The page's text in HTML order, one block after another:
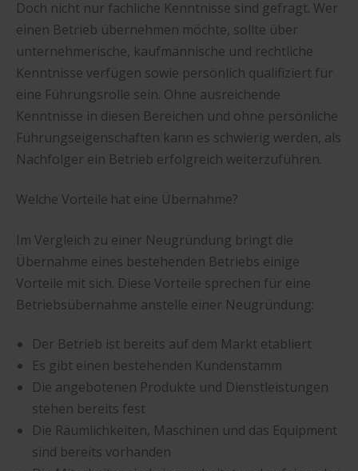
Doch nicht nur fachliche Kenntnisse sind gefragt. Wer
einen Betrieb übernehmen möchte, sollte über
unternehmerische, kaufmännische und rechtliche
Kenntnisse verfügen sowie persönlich qualifiziert für
eine Führungsrolle sein. Ohne ausreichende
Kenntnisse in diesen Bereichen und ohne persönliche
Führungseigenschaften kann es schwierig werden, als
Nachfolger ein Betrieb erfolgreich weiterzuführen.
Welche Vorteile hat eine Übernahme?
Im Vergleich zu einer Neugründung bringt die
Übernahme eines bestehenden Betriebs einige
Vorteile mit sich. Diese Vorteile sprechen für eine
Betriebsübernahme anstelle einer Neugründung:
Der Betrieb ist bereits auf dem Markt etabliert
Es gibt einen bestehenden Kundenstamm
Die angebotenen Produkte und Dienstleistungen
stehen bereits fest
Die Räumlichkeiten, Maschinen und das Equipment
sind bereits vorhanden